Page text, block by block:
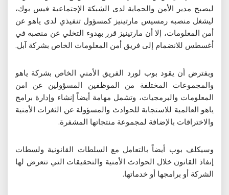
ليصبح مدير الأمن والحماية لدى الشبكة الإجتماعية فيس بوك،
ليشغل منصبه رمسيس مارتينيز كمسؤول تنفيذي لدى ياهو عن
أمن المعلومات، إلا أن مارتينيز قرر بهدوء التخلي عن منصبه في
أغسطس للانضمام إلى فريق أمن المعلومات الخاص بشركة آبل.
وبفترض أن يقود بوب لورد الفريق الأمني الخاص بشركة ياهو
والمجموعات المختلفة من الموظفين المسؤولين عن امن
المعلومات والبرمجيات، وتشمل مهامة أيضاً إنشاء وإدارة برامج
ياهو العالمية للاستجابة للحوادث والمسؤولة عن الثغرات الأمنية
والاختراقات بالإضافة لمجموعة منتجاتها المشفرة.
وسيكلف بوب أيضاً بالتعامل مع السلطات القانونية ولسطات
إنفاذ القانون خلال الحوادث الأمنية والتحقيقات التي تتعرض لها
الشركة أو برامجها أو خدماتها.